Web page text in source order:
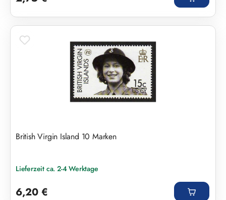
British Virgin Island 10 Marken
Lieferzeit ca. 2-4 Werktage
6,20 €